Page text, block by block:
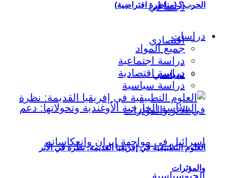
اجتماعي
اقتصادي
سياسي
الحرب؟ (مناظرة افتراضية)
دراسات
جميع المواد
دراسة اجتماعية
دراسة اقتصادية
دراسة سياسية
العلوم التطبيقية في إفريقيا القديمة: نظرة في الأثر
والمؤثرات